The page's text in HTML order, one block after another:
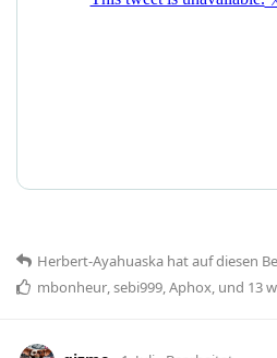
Herbert-Ayahuaska hatauf diesen
mbonheur,sebi999,Aphox, und 13